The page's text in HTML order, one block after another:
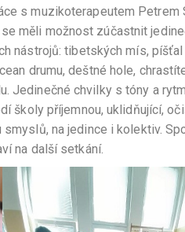
s muzikoterapeutem
měli možnost zúčastnit
nástrojů: tibetských mís,
drumu, deštné hole,
Jedinečné chvilky s tóny a
školy příjemnou, uklidňující,
na jedince i kolektiv.
na další setkání.